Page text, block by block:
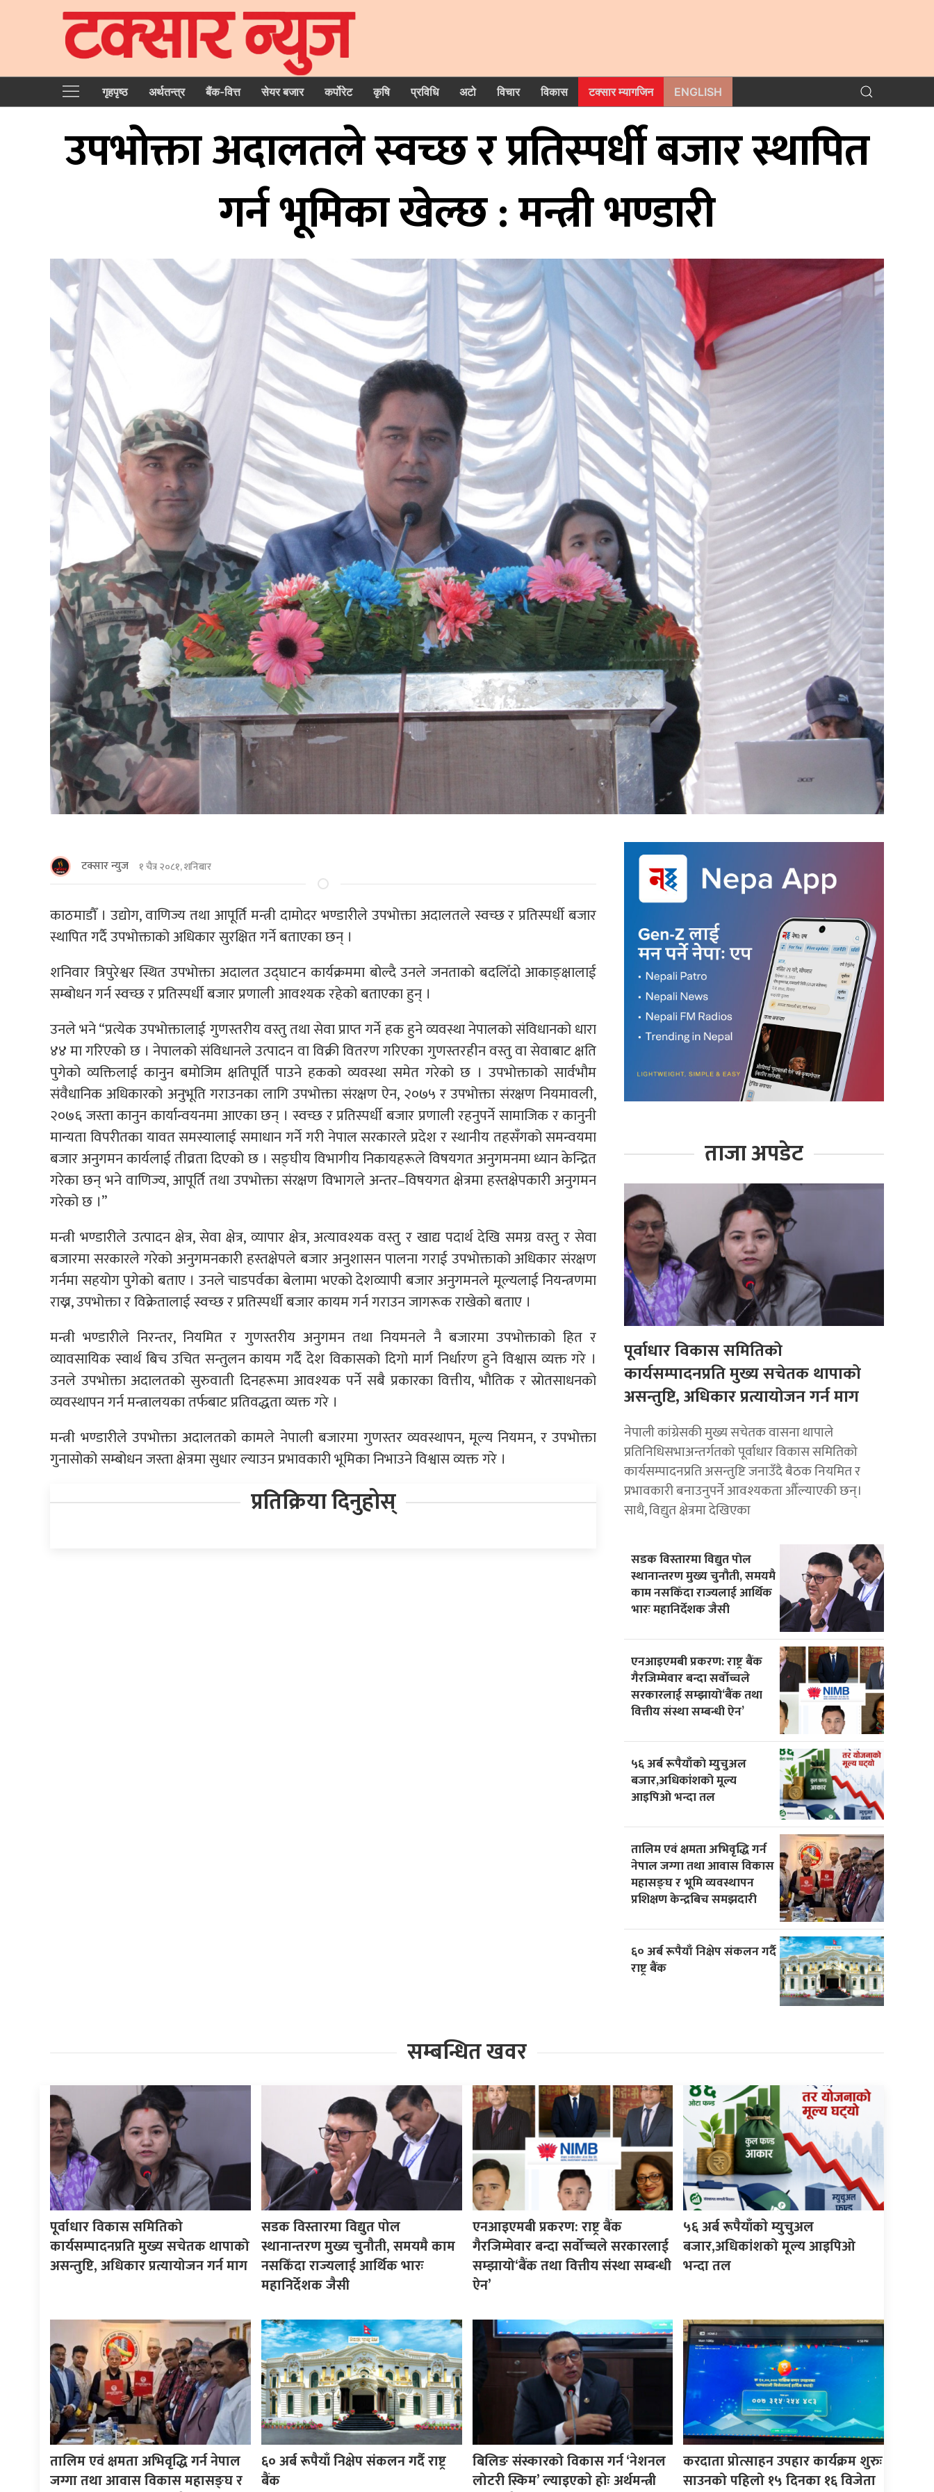
गृहपृष्‍ठ अर्थतन्त्र बैंक-वित्त सेयर बजार कर्पोरेट कृषि प्रविधि अटो विचार विकास टक्सार म्यागजिन ENGLISH
उपभोक्ता अदालतले स्वच्छ र प्रतिस्पर्धी बजार स्थापित
गर्न भूमिका खेल्छ : मन्त्री भण्डारी
टक्सार न्युज १ चैत्र २०८१, शनिबार
काठमाडाैँ । उद्योग, वाणिज्य तथा आपूर्ति मन्त्री दामोदर भण्डारीले उपभोक्ता अदालतले स्वच्छ र प्रतिस्पर्धी बजार
स्थापित गर्दै उपभोक्ताको अधिकार सुरक्षित गर्ने बताएका छन् ।
शनिवार त्रिपुरेश्वर स्थित उपभोक्ता अदालत उद्घाटन कार्यक्रममा बोल्दै उनले जनताको बदलिँदो आकाङ्क्षालाई
सम्बोधन गर्न स्वच्छ र प्रतिस्पर्धी बजार प्रणाली आवश्यक रहेको बताएका हुन् ।
उनले भने “प्रत्येक उपभोक्तालाई गुणस्तरीय वस्तु तथा सेवा प्राप्त गर्ने हक हुने व्यवस्था नेपालको संविधानको धारा
४४ मा गरिएको छ । नेपालको संविधानले उत्पादन वा विक्री वितरण गरिएका गुणस्तरहीन वस्तु वा सेवाबाट क्षति
पुगेको व्यक्तिलाई कानुन बमोजिम क्षतिपूर्ति पाउने हकको व्यवस्था समेत गरेको छ । उपभोक्ताको सार्वभौम
संवैधानिक अधिकारको अनुभूति गराउनका लागि उपभोक्ता संरक्षण ऐन, २०७५ र उपभोक्ता संरक्षण नियमावली,
२०७६ जस्ता कानुन कार्यान्वयनमा आएका छन् । स्वच्छ र प्रतिस्पर्धी बजार प्रणाली रहनुपर्ने सामाजिक र कानुनी
मान्यता विपरीतका यावत समस्यालाई समाधान गर्ने गरी नेपाल सरकारले प्रदेश र स्थानीय तहसँगको समन्वयमा
बजार अनुगमन कार्यलाई तीव्रता दिएको छ । सङ्घीय विभागीय निकायहरूले विषयगत अनुगमनमा ध्यान केन्द्रित
गरेका छन् भने वाणिज्य, आपूर्ति तथा उपभोक्ता संरक्षण विभागले अन्तर–विषयगत क्षेत्रमा हस्तक्षेपकारी अनुगमन
गरेको छ ।”
मन्त्री भण्डारीले उत्पादन क्षेत्र, सेवा क्षेत्र, व्यापार क्षेत्र, अत्यावश्यक वस्तु र खाद्य पदार्थ देखि समग्र वस्तु र सेवा
बजारमा सरकारले गरेको अनुगमनकारी हस्तक्षेपले बजार अनुशासन पालना गराई उपभोक्ताको अधिकार संरक्षण
गर्नमा सहयोग पुगेको बताए । उनले चाडपर्वका बेलामा भएको देशव्यापी बजार अनुगमनले मूल्यलाई नियन्त्रणमा
राख्न, उपभोक्ता र विक्रेतालाई स्वच्छ र प्रतिस्पर्धी बजार कायम गर्न गराउन जागरूक राखेको बताए ।
मन्त्री भण्डारीले निरन्तर, नियमित र गुणस्तरीय अनुगमन तथा नियमनले नै बजारमा उपभोक्ताको हित र
व्यावसायिक स्वार्थ बिच उचित सन्तुलन कायम गर्दै देश विकासको दिगो मार्ग निर्धारण हुने विश्वास व्यक्त गरे ।
उनले उपभोक्ता अदालतको सुरुवाती दिनहरूमा आवश्यक पर्ने सबै प्रकारका वित्तीय, भौतिक र स्रोतसाधनको
व्यवस्थापन गर्न मन्त्रालयका तर्फबाट प्रतिवद्धता व्यक्त गरे ।
मन्त्री भण्डारीले उपभोक्ता अदालतको कामले नेपाली बजारमा गुणस्तर व्यवस्थापन, मूल्य नियमन, र उपभोक्ता
गुनासोको सम्बोधन जस्ता क्षेत्रमा सुधार ल्याउन प्रभावकारी भूमिका निभाउने विश्वास व्यक्त गरे ।
प्रतिक्रिया दिनुहोस्
ताजा अपडेट
पूर्वाधार विकास समितिको
कार्यसम्पादनप्रति मुख्य सचेतक थापाको
असन्तुष्टि, अधिकार प्रत्यायोजन गर्न माग
नेपाली कांग्रेसकी मुख्य सचेतक वासना थापाले
प्रतिनिधिसभाअन्तर्गतको पूर्वाधार विकास समितिको
कार्यसम्पादनप्रति असन्तुष्टि जनाउँदै बैठक नियमित र
प्रभावकारी बनाउनुपर्ने आवश्यकता औँल्याएकी छन्।
साथै, विद्युत क्षेत्रमा देखिएका
सडक विस्तारमा विद्युत पोल
स्थानान्तरण मुख्य चुनौती, समयमै
काम नसकिँदा राज्यलाई आर्थिक
भारः महानिर्देशक जैसी
एनआइएमबी प्रकरण: राष्ट्र बैंक
गैरजिम्मेवार बन्दा सर्वोच्चले
सरकारलाई सम्झायो‘बैंक तथा
वित्तीय संस्था सम्बन्धी ऐन’
५६ अर्ब रूपैयाँकाे म्युचुअल
बजार,अधिकांशको मूल्य
आइपिओ भन्दा तल
तालिम एवं क्षमता अभिवृद्धि गर्न
नेपाल जग्गा तथा आवास विकास
महासङ्घ र भूमि व्यवस्थापन
प्रशिक्षण केन्द्रबिच समझदारी
६० अर्ब रूपैयाँ निक्षेप संकलन गर्दै
राष्ट्र बैंक
सम्बन्धित खवर
पूर्वाधार विकास समितिको
कार्यसम्पादनप्रति मुख्य सचेतक थापाको
असन्तुष्टि, अधिकार प्रत्यायोजन गर्न माग
सडक विस्तारमा विद्युत पोल
स्थानान्तरण मुख्य चुनौती, समयमै काम
नसकिँदा राज्यलाई आर्थिक भारः
महानिर्देशक जैसी
एनआइएमबी प्रकरण: राष्ट्र बैंक
गैरजिम्मेवार बन्दा सर्वोच्चले सरकारलाई
सम्झायो‘बैंक तथा वित्तीय संस्था सम्बन्धी
ऐन’
५६ अर्ब रूपैयाँकाे म्युचुअल
बजार,अधिकांशको मूल्य आइपिओ
भन्दा तल
तालिम एवं क्षमता अभिवृद्धि गर्न नेपाल
जग्गा तथा आवास विकास महासङ्घ र
६० अर्ब रूपैयाँ निक्षेप संकलन गर्दै राष्ट्र
बैंक
बिलिङ संस्कारको विकास गर्न ‘नेशनल
लोटरी स्किम’ ल्याइएकाे हाेः अर्थमन्त्री
करदाता प्रोत्साहन उपहार कार्यक्रम शुरुः
साउनको पहिलो १५ दिनका १६ विजेता